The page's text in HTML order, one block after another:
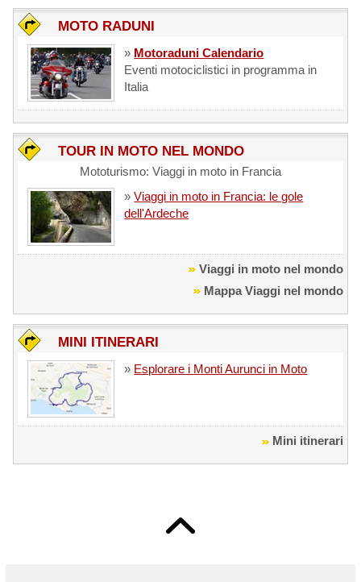
MOTO RADUNI
» Motoraduni Calendario
Eventi motociclistici in programma in
Italia
TOUR IN MOTO NEL MONDO
Mototurismo: Viaggi in moto in Francia
»Viaggi in moto in Francia: le gole
dell'Ardeche
Viaggi in moto nel mondo
Mappa Viaggi nel mondo
MINI ITINERARI
» Esplorare i Monti Aurunci in Moto
Mini itinerari